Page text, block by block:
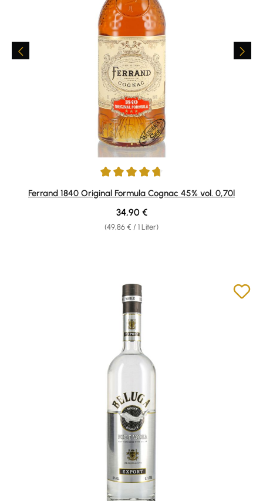
Durchschnittliche Bewertung von 4.75 von 5 Sternen
Ferrand 1840 Original Formula Cognac 45% vol. 0,70l
(49,86 € / 1 Liter)
Regulärer Preis:
34,90 €